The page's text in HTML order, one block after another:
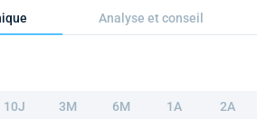
Analyse et conseil
10J 3M 6M 1A 2A